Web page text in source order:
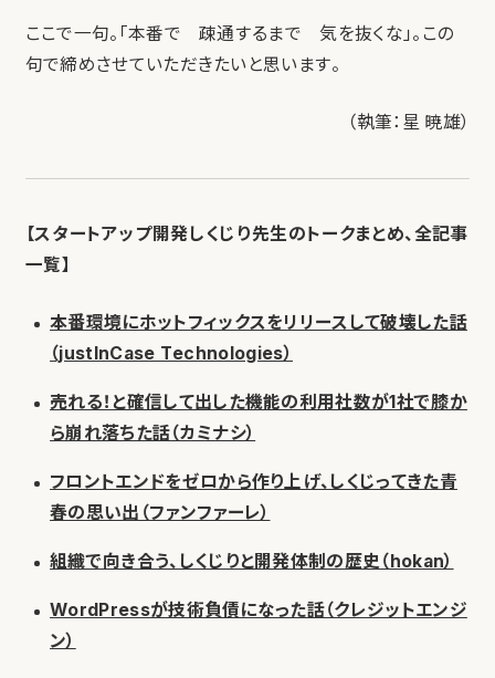
ここで一句。「本番で 疎通するまで 気を抜くな」。この
句で締めさせていただきたいと思います。
（執筆：星 暁雄）
【スタートアップ開発しくじり先生のトークまとめ、全記事
一覧】
本番環境にホットフィックスをリリースして破壊した話
（justInCase Technologies）
売れる！と確信して出した機能の利用社数が1社で膝か
ら崩れ落ちた話（カミナシ）
フロントエンドをゼロから作り上げ、しくじってきた青
春の思い出（ファンファーレ）
組織で向き合う、しくじりと開発体制の歴史（hokan）
WordPressが技術負債になった話（クレジットエンジ
ン）